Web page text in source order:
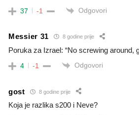
37 -1 Odgovori
Messier 31 8 godine prije
Poruka za Izrael: “No screwing around,
4 -1 Odgovori
gost 8 godine prije
Koja je razlika s200 i Neve?